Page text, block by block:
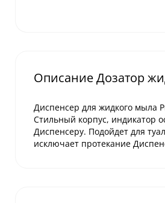
Описание Дозатор
Диспенсер для жидкого мыла
Стильный корпус, индикатор
Диспенсеру. Подойдет для
исключает протекание